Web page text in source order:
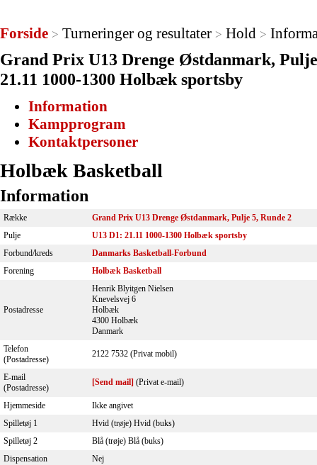
Forside > Turneringer og resultater > Hold >
Grand Prix U13 Drenge Østdanmark,
21.11 1000-1300 Holbæk sportsby
Information
Kampprogram
Kontaktpersoner
Holbæk Basketball
Information
Række
Grand Prix U13 Drenge Østdanmark, Pulje 5, Runde 2
Pulje
U13 D1: 21.11 1000-1300 Holbæk sportsby
Forbund/kreds
Danmarks Basketball-Forbund
Forening
Holbæk Basketball
Postadresse
Henrik Blyitgen Nielsen
Knevelsvej 6
Holbæk
4300 Holbæk
Danmark
Telefon
(Postadresse)
2122 7532 (Privat mobil)
E-mail
(Postadresse)
[Send mail] (Privat e-mail)
Hjemmeside
Ikke angivet
Spilletøj 1
Hvid (trøje) Hvid (buks)
Spilletøj 2
Blå (trøje) Blå (buks)
Dispensation
Nej